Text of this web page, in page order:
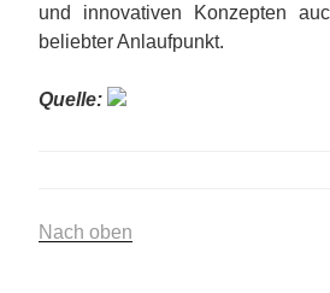
und innovativen Konzepten
beliebter Anlaufpunkt.
Quelle:
Nach oben